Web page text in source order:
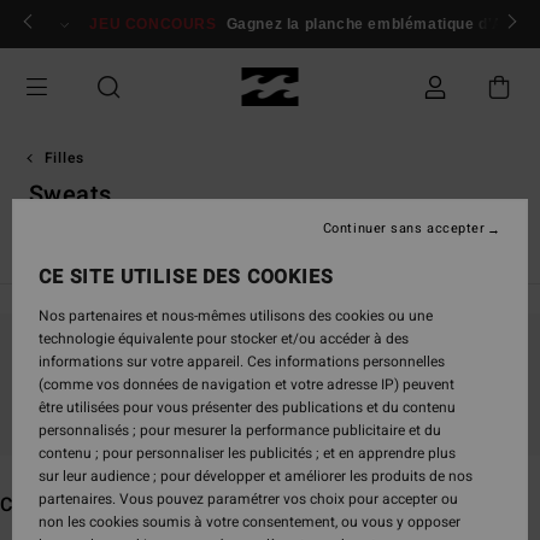
Passez
sélection
produits
Se connecter / s'inscrire
JEU CONCOURS Gagnez la planche emblématique d'Andy
Filles
Sweats
Ne partez pas trop loin, nos produits seront
bientôt de retour
Ces produits pourraient vous plaire
CE SITE UTILISE DES COOKIES
Nos partenaires et nous-mêmes utilisons des cookies ou une
technologie équivalente pour stocker et/ou accéder à des
informations sur votre appareil. Ces informations personnelles
(comme vos données de navigation et votre adresse IP) peuvent
être utilisées pour vous présenter des publications et du contenu
personnalisés ; pour mesurer la performance publicitaire et du
contenu ; pour personnaliser les publicités ; et en apprendre plus
sur leur audience ; pour développer et améliorer les produits de nos
partenaires. Vous pouvez paramétrer vos choix pour accepter ou
non les cookies soumis à votre consentement, ou vous y opposer
Continuer sans accepter